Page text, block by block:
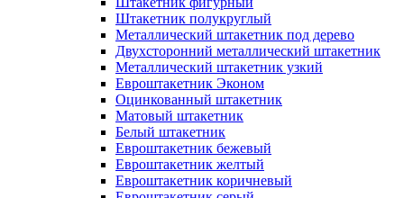
Штакетник полукруглый
Металлический штакетник под дерево
Двухсторонний металлический штакетник
Металлический штакетник узкий
Евроштакетник Эконом
Оцинкованный штакетник
Матовый штакетник
Белый штакетник
Евроштакетник бежевый
Евроштакетник желтый
Евроштакетник коричневый